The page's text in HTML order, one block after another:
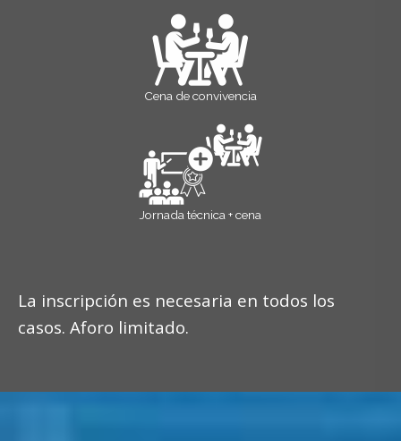
Cena de convivencia
Jornada técnica + cena
La inscripción es necesaria en todos los
casos. Aforo limitado.